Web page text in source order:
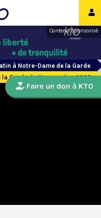
Contenu sponsorisé
à Notre-Dame de la Garde
Garde du 11 novembre 2025
Faire un don à KTO